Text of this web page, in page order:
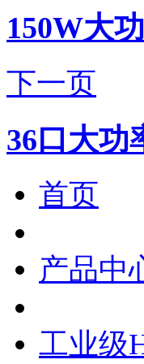
150W大
下一页
36口大功
首页
产品中
工业级